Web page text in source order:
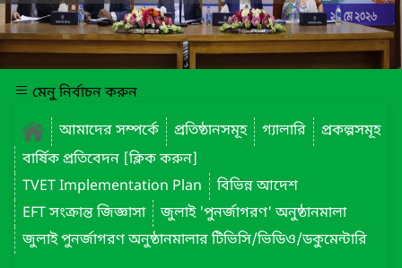
মেনু নির্বাচন করুন
আমাদের সম্পর্কে
প্রতিষ্ঠানসমূহ গ্যালারি
প্রকল্পসমূহ
বার্ষিক প্রতিবেদন [ক্লিক করুন]
TVET Implementation Plan
বিভিন্ন আদেশ
EFT সংক্রান্ত জিজ্ঞাসা
জুলাই 'পুনর্জাগরণ' অনুষ্ঠানমালা
জুলাই পুনর্জাগরণ অনুষ্ঠানমালার টিভিসি/ভিডিও/ডকুমেন্টারি